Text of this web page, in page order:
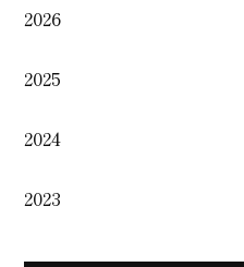
2026
2025
2024
2023